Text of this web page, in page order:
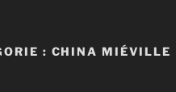
: CHINA MIÉVILLE